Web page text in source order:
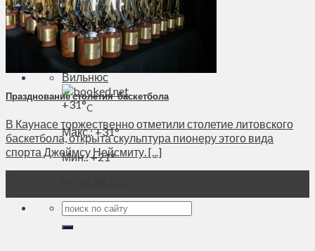
Духовное пространство
Спорт
Технологии
Энергетика
Вильнюс
+31°C
Макс.:+31°
Мин.:+21°
Празднование столетия баскетбола
В Каунасе торжественно отметили столетие литовского
баскетбола, открыта скульптура пионеру этого вида
спорта Джеймсу Нейсмиту. [...]